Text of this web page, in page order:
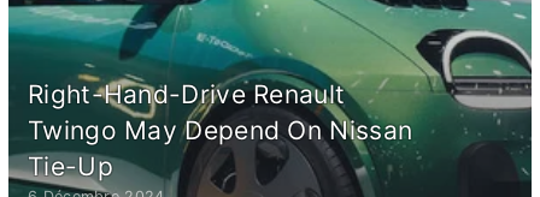
Right-Hand-Drive Renault
Twingo May Depend On Nissan
Tie-Up